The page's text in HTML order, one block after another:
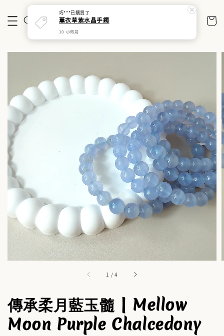
1 /4
傳承柔月藍玉髓 | Mellow
Moon Purple Chalcedony
巧***已購買了
薰衣草紫水晶手鐲
10 小時前